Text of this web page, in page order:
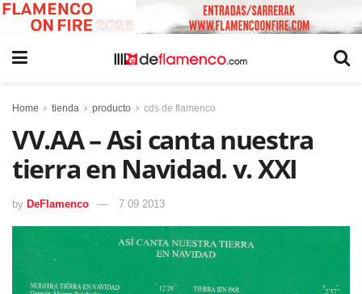
Home tienda producto cds de flamenco
VV.AA – Asi canta nuestra
tierra en Navidad. v. XXI
by DeFlamenco 7 09 2013